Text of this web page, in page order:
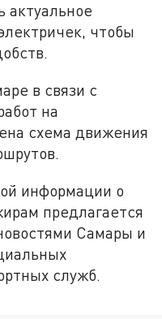
актуальное
чтобы
в связи с
на
схема движения
информации о
предлагается
Самары и
служб.